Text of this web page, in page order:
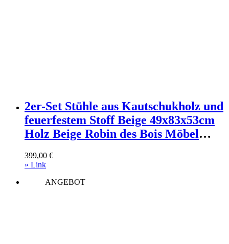
2er-Set Stühle aus Kautschukholz und
feuerfestem Stoff Beige 49x83x53cm
Holz Beige Robin des Bois Möbel
399,00 €
» Link
ANGEBOT